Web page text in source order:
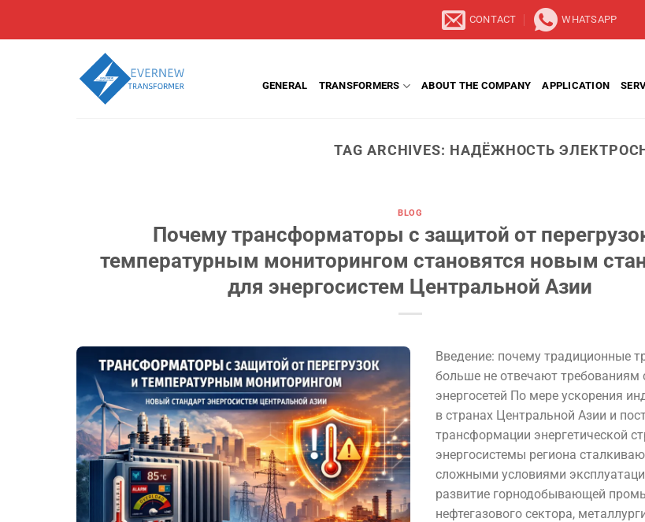
CONTACT WHATSAPP
GENERAL TRANSFORMERS ABOUT THE COMPANY APPLICATION
TAG ARCHIVES: НАДЁЖНОСТЬ
BLOG
Почему трансформаторы с защитой от
температурным мониторингом становятся новым
для энергосистем Центральной Азии
Введение: почему традиционные
больше не отвечают требованиям
энергосетей По мере ускорения
в странах Центральной Азии и
трансформации энергетической
энергосистемы региона
сложными условиями
развитие горнодобывающей
нефтегазового сектора,